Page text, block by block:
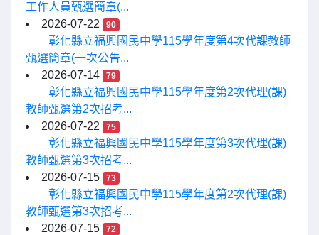
工作人員甄選簡章(...
2026-07-22
90
彰化縣立福興國民中學115學年度第4次代課教師
甄選簡章(一次公告...
2026-07-14
79
彰化縣立福興國民中學115學年度第2次代理(課)
教師甄選第2次招考...
2026-07-22
75
彰化縣立福興國民中學115學年度第3次代理(課)
教師甄選第3次招考...
2026-07-15
73
彰化縣立福興國民中學115學年度第2次代理(課)
教師甄選第3次招考...
2026-07-15
72